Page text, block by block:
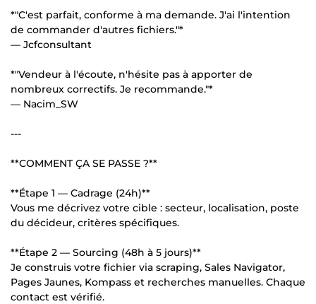
*"C'est parfait, conforme à ma demande. J'ai l'intention
de commander d'autres fichiers."*
— Jcfconsultant
*"Vendeur à l'écoute, n'hésite pas à apporter de
nombreux correctifs. Je recommande."*
— Nacim_SW
---
**COMMENT ÇA SE PASSE ?**
**Étape 1 — Cadrage (24h)**
Vous me décrivez votre cible : secteur, localisation, poste
du décideur, critères spécifiques.
**Étape 2 — Sourcing (48h à 5 jours)**
Je construis votre fichier via scraping, Sales Navigator,
Pages Jaunes, Kompass et recherches manuelles. Chaque
contact est vérifié.